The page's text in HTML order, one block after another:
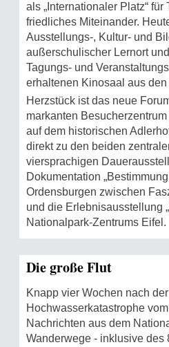
als „Internationaler Platz“ für
friedliches Miteinander.
Ausstellungs-, Kultur- und
außerschulischer Lernort
Tagungs- und
erhaltenen Kinosaal aus
Herzstück ist das neue
markanten
auf dem historischen
direkt zu den beiden
viersprachigen
Dokumentation
Ordensburgen zwischen
und die Erlebnisausstellung
Nationalpark-Zentrums Eifel.
Die große Flut
Knapp vier Wochen nach
Hochwasserkatastrophe
Nachrichten aus dem
Wanderwege - inklusive des